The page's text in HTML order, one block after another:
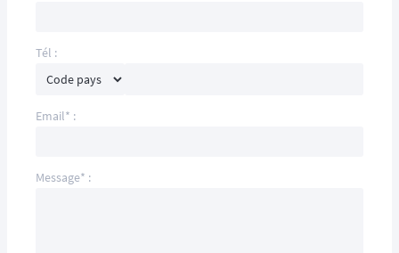
Tél :
Email* :
Message* :